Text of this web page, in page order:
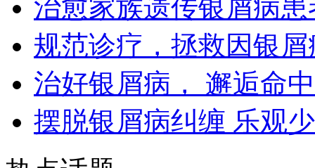
治愈家族遗传银屑病患
规范诊疗，拯救因银屑
治好银屑病， 邂逅命
摆脱银屑病纠缠 乐观